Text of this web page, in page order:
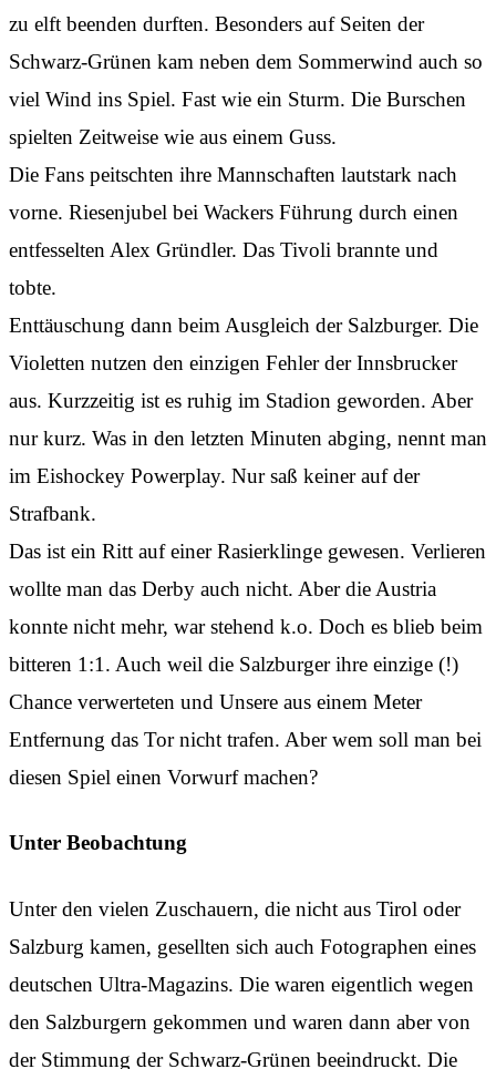
zu elft beenden durften. Besonders auf Seiten der
Schwarz-Grünen kam neben dem Sommerwind auch so
viel Wind ins Spiel. Fast wie ein Sturm. Die Burschen
spielten Zeitweise wie aus einem Guss.
Die Fans peitschten ihre Mannschaften lautstark nach
vorne. Riesenjubel bei Wackers Führung durch einen
entfesselten Alex Gründler. Das Tivoli brannte und
tobte.
Enttäuschung dann beim Ausgleich der Salzburger. Die
Violetten nutzen den einzigen Fehler der Innsbrucker
aus. Kurzzeitig ist es ruhig im Stadion geworden. Aber
nur kurz. Was in den letzten Minuten abging, nennt man
im Eishockey Powerplay. Nur saß keiner auf der
Strafbank.
Das ist ein Ritt auf einer Rasierklinge gewesen. Verlieren
wollte man das Derby auch nicht. Aber die Austria
konnte nicht mehr, war stehend k.o. Doch es blieb beim
bitteren 1:1. Auch weil die Salzburger ihre einzige (!)
Chance verwerteten und Unsere aus einem Meter
Entfernung das Tor nicht trafen. Aber wem soll man bei
diesen Spiel einen Vorwurf machen?
Unter Beobachtung
Unter den vielen Zuschauern, die nicht aus Tirol oder
Salzburg kamen, gesellten sich auch Fotographen eines
deutschen Ultra-Magazins. Die waren eigentlich wegen
den Salzburgern gekommen und waren dann aber von
der Stimmung der Schwarz-Grünen beeindruckt. Die